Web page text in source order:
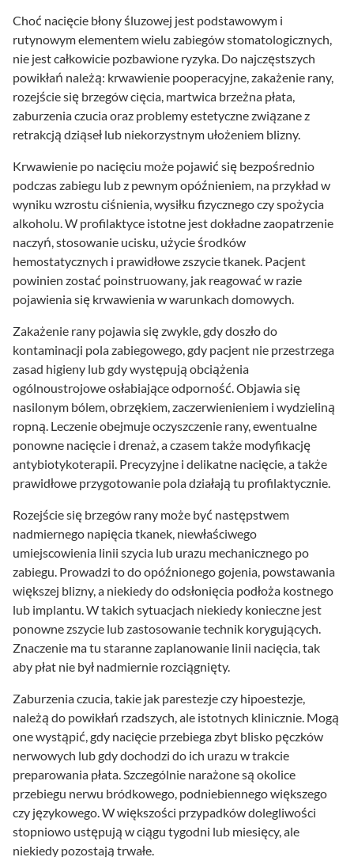
Choć nacięcie błony śluzowej jest podstawowym i
rutynowym elementem wielu zabiegów stomatologicznych,
nie jest całkowicie pozbawione ryzyka. Do najczęstszych
powikłań należą: krwawienie pooperacyjne, zakażenie rany,
rozejście się brzegów cięcia, martwica brzeżna płata,
zaburzenia czucia oraz problemy estetyczne związane z
retrakcją dziąseł lub niekorzystnym ułożeniem blizny.
Krwawienie po nacięciu może pojawić się bezpośrednio
podczas zabiegu lub z pewnym opóźnieniem, na przykład w
wyniku wzrostu ciśnienia, wysiłku fizycznego czy spożycia
alkoholu. W profilaktyce istotne jest dokładne zaopatrzenie
naczyń, stosowanie ucisku, użycie środków
hemostatycznych i prawidłowe zszycie tkanek. Pacjent
powinien zostać poinstruowany, jak reagować w razie
pojawienia się krwawienia w warunkach domowych.
Zakażenie rany pojawia się zwykle, gdy doszło do
kontaminacji pola zabiegowego, gdy pacjent nie przestrzega
zasad higieny lub gdy występują obciążenia
ogólnoustrojowe osłabiające odporność. Objawia się
nasilonym bólem, obrzękiem, zaczerwienieniem i wydzieliną
ropną. Leczenie obejmuje oczyszczenie rany, ewentualne
ponowne nacięcie i drenaż, a czasem także modyfikację
antybiotykoterapii. Precyzyjne i delikatne nacięcie, a także
prawidłowe przygotowanie pola działają tu profilaktycznie.
Rozejście się brzegów rany może być następstwem
nadmiernego napięcia tkanek, niewłaściwego
umiejscowienia linii szycia lub urazu mechanicznego po
zabiegu. Prowadzi to do opóźnionego gojenia, powstawania
większej blizny, a niekiedy do odsłonięcia podłoża kostnego
lub implantu. W takich sytuacjach niekiedy konieczne jest
ponowne zszycie lub zastosowanie technik korygujących.
Znaczenie ma tu staranne zaplanowanie linii nacięcia, tak
aby płat nie był nadmiernie rozciągnięty.
Zaburzenia czucia, takie jak parestezje czy hipoestezje,
należą do powikłań rzadszych, ale istotnych klinicznie. Mogą
one wystąpić, gdy nacięcie przebiega zbyt blisko pęczków
nerwowych lub gdy dochodzi do ich urazu w trakcie
preparowania płata. Szczególnie narażone są okolice
przebiegu nerwu bródkowego, podniebiennego większego
czy językowego. W większości przypadków dolegliwości
stopniowo ustępują w ciągu tygodni lub miesięcy, ale
niekiedy pozostają trwałe.